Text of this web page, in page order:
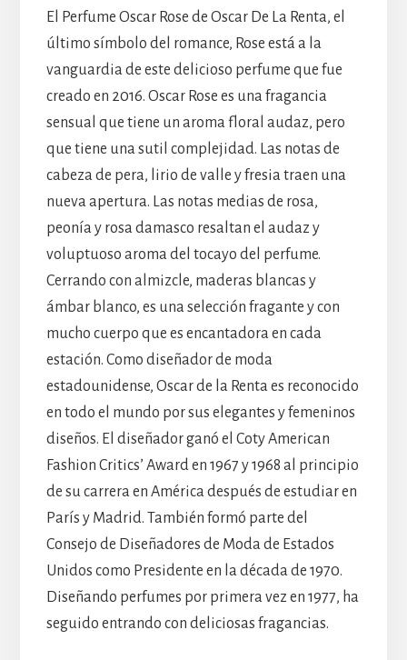
El Perfume Oscar Rose de Oscar De La Renta, el
último símbolo del romance, Rose está a la
vanguardia de este delicioso perfume que fue
creado en 2016. Oscar Rose es una fragancia
sensual que tiene un aroma floral audaz, pero
que tiene una sutil complejidad. Las notas de
cabeza de pera, lirio de valle y fresia traen una
nueva apertura. Las notas medias de rosa,
peonía y rosa damasco resaltan el audaz y
voluptuoso aroma del tocayo del perfume.
Cerrando con almizcle, maderas blancas y
ámbar blanco, es una selección fragante y con
mucho cuerpo que es encantadora en cada
estación. Como diseñador de moda
estadounidense, Oscar de la Renta es reconocido
en todo el mundo por sus elegantes y femeninos
diseños. El diseñador ganó el Coty American
Fashion Critics’ Award en 1967 y 1968 al principio
de su carrera en América después de estudiar en
París y Madrid. También formó parte del
Consejo de Diseñadores de Moda de Estados
Unidos como Presidente en la década de 1970.
Diseñando perfumes por primera vez en 1977, ha
seguido entrando con deliciosas fragancias.